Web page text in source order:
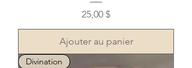
Prix
25,00 $
Ajouter au panier
Divination